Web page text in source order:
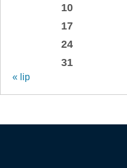
10
17
24
31
« lip